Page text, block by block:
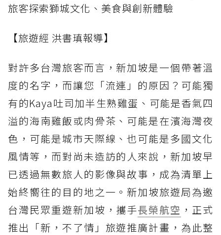
旅客探索獅城文化、美食與創新體驗
【旅遊經 洪書瑱報導】
對許多台灣旅客而言，新加坡是一個帶著溫
度的名字，而讓您「流連」的原因？可能獨
有的Kaya吐司加半生熟雞蛋、可能是香氣四
溢的海南雞飯或肉骨茶、可能是在濱海灣夜
色，可能是城市天際線、也可能是多國文化
風情等，而對尚未造訪的人來說，新加坡早
已透過無數旅人的影像與故事，成為清單上
始終嚮往的目的地之一。新加坡旅遊局為邀
台灣民眾重遊新加坡，攜手長榮航空 ，正式
推出「新，不了情」旅遊推廣計畫，為此整